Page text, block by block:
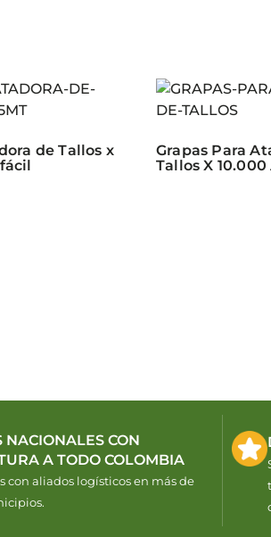
de Tallos x
Grapas Para
Tallos X
NACIONALES CON
A TODO COLOMBIA
con aliados logísticos en más de